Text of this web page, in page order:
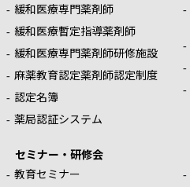
緩和医療専門薬剤師
緩和医療暫定指導薬剤師
緩和医療専門薬剤師研修施設
麻薬教育認定薬剤師認定制度
認定名簿
薬局認証システム
セミナー・研修会
教育セミナー